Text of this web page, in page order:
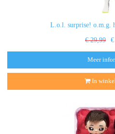
L.o.l. surprise! o.m.g.
€ 29,99
Meer
In